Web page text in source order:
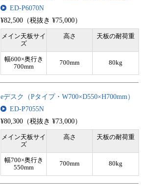
ED-P6070N
¥82,500（税抜き ¥75,000）
メイン天板サイ
ズ
高さ 天板の耐荷重
幅600×奥行き
700mm
700mm 80kg
eデスク（Pタイプ・W700×D550×H700mm）
ED-P7055N
¥80,300（税抜き ¥73,000）
メイン天板サイ
ズ
高さ 天板の耐荷重
幅700×奥行き
550mm
700mm 80kg